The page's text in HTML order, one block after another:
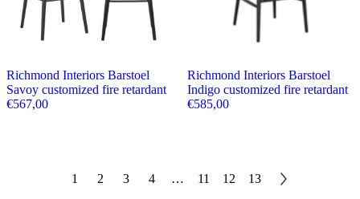
Richmond Interiors Barstoel
Savoy customized fire retardant
€567,00
Richmond Interiors Barstoel
Indigo customized fire retardant
€585,00
1 2 3 4 … 11 12 13